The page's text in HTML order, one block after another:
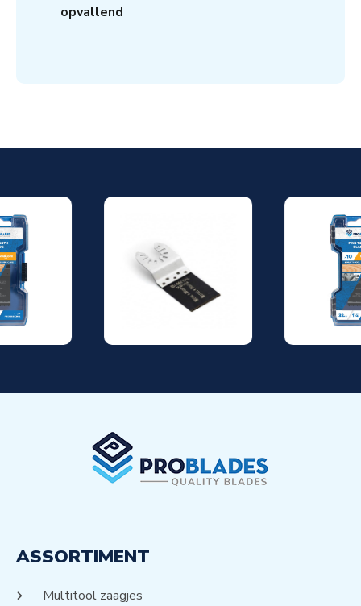
opvallend
ASSORTIMENT
Multitool zaagjes